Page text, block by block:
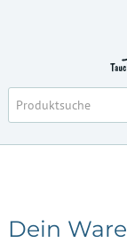
Dein